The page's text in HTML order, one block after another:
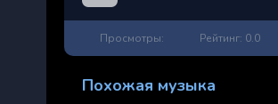
Просмотры: Рейтинг: 0.0
Похожая музыка